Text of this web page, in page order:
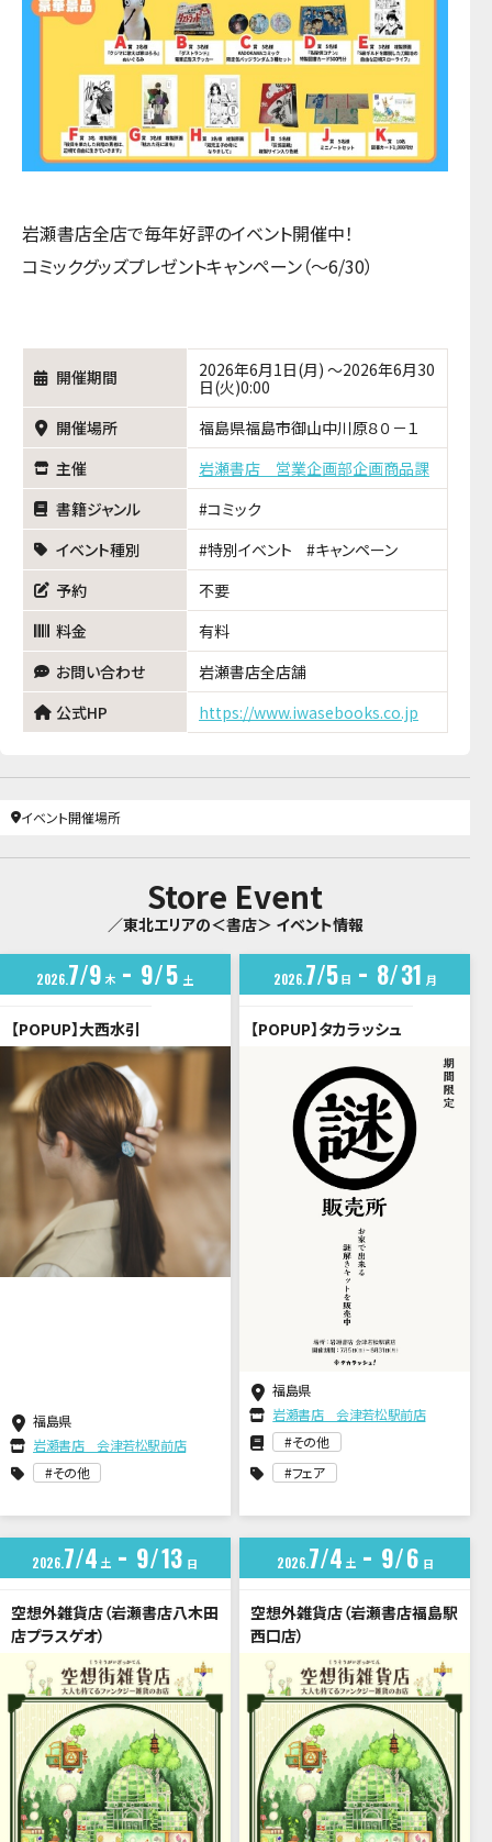
岩瀬書店全店で毎年好評のイベント開催中！
コミックグッズプレゼントキャンペーン（～6/30）
開催期間
2026年6月1日(月) ～2026年6月30
日(火)0:00
開催場所
福島県福島市御山中川原８０－１
主催
岩瀬書店 営業企画部企画商品課
書籍ジャンル
コミック
イベント種別
特別イベント
キャンペーン
予約
不要
料金
有料
お問い合わせ
岩瀬書店全店舗
公式HP
https://www.iwasebooks.co.jp
イベント開催場所
Store Event
／東北エリアの＜書店＞ イベント情報
2026 7 9 木 9 5 土
【POPUP】大西水引
福島県
岩瀬書店 会津若松駅前店
その他
20267 5 日 8 31 月
【POPUP】タカラッシュ
福島県
岩瀬書店 会津若松駅前店
その他
フェア
2026 7 4 土 9 13 日
空想外雑貨店（岩瀬書店八木田
店プラスゲオ）
20267 4 土 9 6 日
空想外雑貨店（岩瀬書店福島駅
西口店）